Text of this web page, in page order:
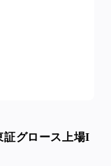
証グロース上場I